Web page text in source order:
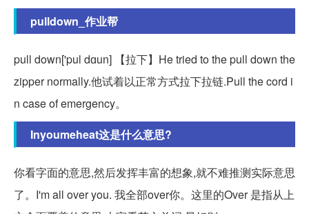
pulldown_作业帮
pull down['pul dɑun] 【拉下】He tried to the pull down the
zipper normally.他试着以正常方式拉下拉链.Pull the cord i
n case of emergency。
Inyoumeheat这是什么意思?
你看字面的意思,然后发挥丰富的想象,就不难推测实际意思
了。I'm all over you. 我全部over你。这里的Over 是指从上